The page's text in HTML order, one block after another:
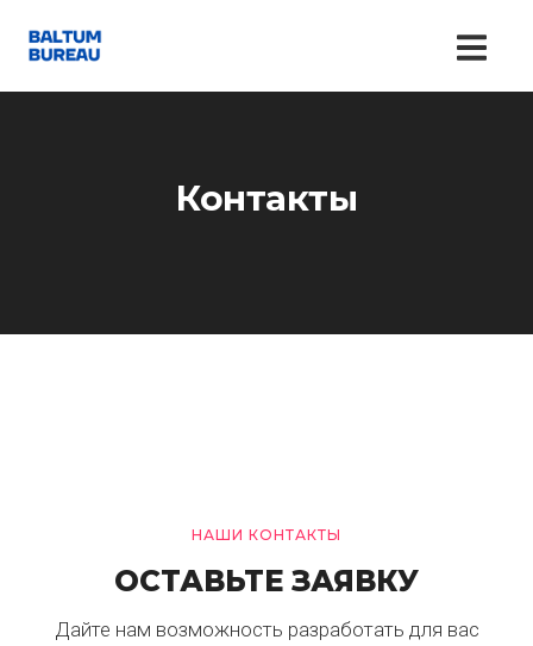
Контакты
НАШИ КОНТАКТЫ
ОСТАВЬТЕ ЗАЯВКУ
Дайте нам возможность разработать для вас